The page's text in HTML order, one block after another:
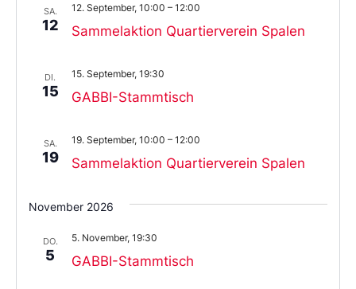
SA.
12 Sammelaktion Quartierverein Spalen
12. September, 10:00 – 12:00
DI.
15 GABBI-Stammtisch
15. September, 19:30
SA.
19 Sammelaktion Quartierverein Spalen
19. September, 10:00 – 12:00
November 2026
DO.
5 GABBI-Stammtisch
5. November, 19:30